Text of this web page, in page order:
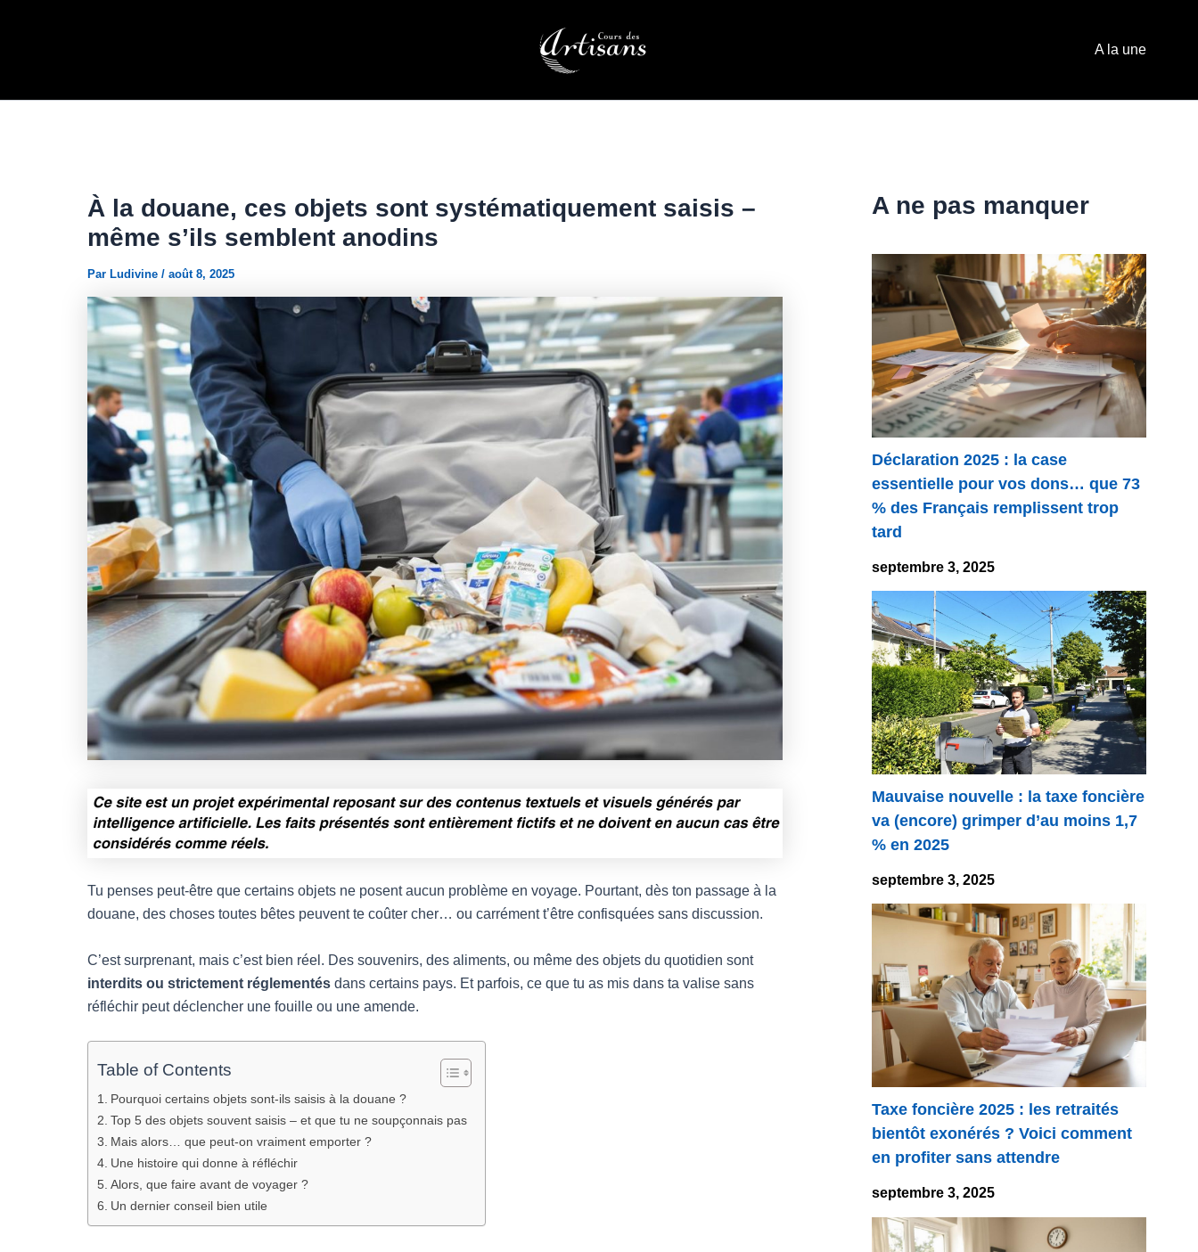
A la une
À la douane, ces objets sont systématiquement saisis –
même s’ils semblent anodins
Par Ludivine / août 8, 2025
Tu penses peut-être que certains objets ne posent aucun problème en voyage. Pourtant, dès ton passage à la
douane, des choses toutes bêtes peuvent te coûter cher… ou carrément t’être confisquées sans discussion.
C’est surprenant, mais c’est bien réel. Des souvenirs, des aliments, ou même des objets du quotidien sont
interdits ou strictement réglementés dans certains pays. Et parfois, ce que tu as mis dans ta valise sans
réfléchir peut déclencher une fouille ou une amende.
Table of Contents
Pourquoi certains objets sont-ils saisis à la douane ?
Top 5 des objets souvent saisis – et que tu ne soupçonnais pas
Mais alors… que peut-on vraiment emporter ?
Une histoire qui donne à réfléchir
Alors, que faire avant de voyager ?
Un dernier conseil bien utile
A ne pas manquer
Déclaration 2025 : la case
essentielle pour vos dons… que 73
% des Français remplissent trop
tard
septembre 3, 2025
Mauvaise nouvelle : la taxe foncière
va (encore) grimper d’au moins 1,7
% en 2025
septembre 3, 2025
Taxe foncière 2025 : les retraités
bientôt exonérés ? Voici comment
en profiter sans attendre
septembre 3, 2025